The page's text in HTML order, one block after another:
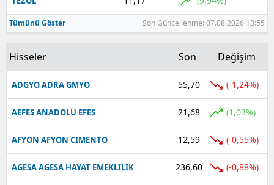
Bartın
Yalova
Karabük
Kilis
Osmaniye
Tümünü Göster Son Güncellenme: 07.08.2026 13:55
Hisseler Son Değişim
ADGYO ADRA GMYO 55,70 (-1,24%)
AEFES ANADOLU EFES 21,68 (1,03%)
AFYON AFYON CIMENTO 12,59 (-0,55%)
AGESA AGESA HAYAT EMEKLILIK 236,60 (-0,88%)